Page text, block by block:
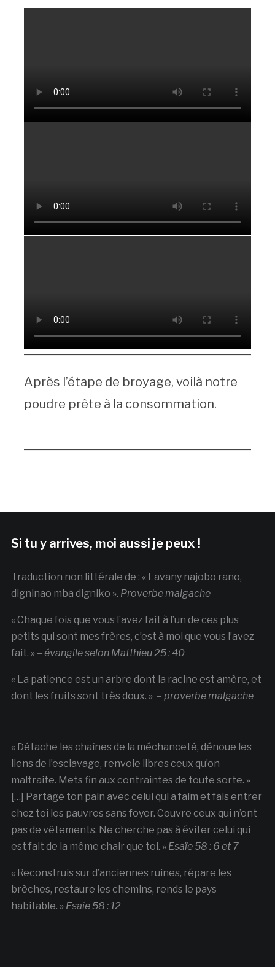
Après l’étape de broyage, voilà notre
poudre prête à la consommation.
Si tu y arrives, moi aussi je peux !
Traduction non littérale de : « Lavany najobo rano,
digninao mba digniko ». Proverbe malgache
« Chaque fois que vous l’avez fait à l’un de ces plus
petits qui sont mes frères, c’est à moi que vous l’avez
fait. » – évangile selon Matthieu 25 : 40
« La patience est un arbre dont la racine est amère, et
dont les fruits sont très doux. » – proverbe malgache
« Détache les chaînes de la méchanceté, dénoue les
liens de l’esclavage, renvoie libres ceux qu’on
maltraite. Mets fin aux contraintes de toute sorte. »
[…] Partage ton pain avec celui qui a faim et fais entrer
chez toi les pauvres sans foyer. Couvre ceux qui n’ont
pas de vêtements. Ne cherche pas à éviter celui qui
est fait de la même chair que toi. » Esaïe 58 : 6 et 7
« Reconstruis sur d’anciennes ruines, répare les
brèches, restaure les chemins, rends le pays
habitable. » Esaïe 58 : 12